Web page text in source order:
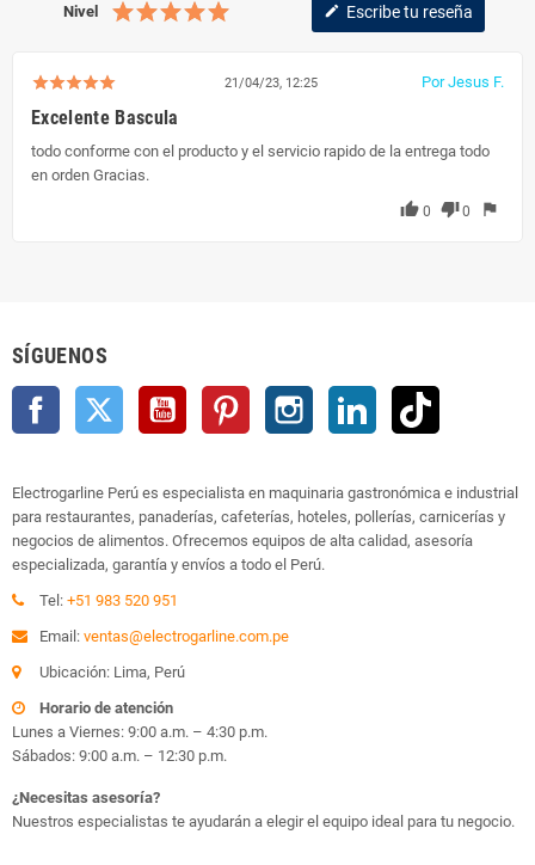
Nivel edit Escribe tu reseña
21/04/23, 12:25 Por Jesus F.
Excelente Bascula
todo conforme con el producto y el servicio rapido de la entrega todo
en orden Gracias.
thumb_up 0 thumb_down0 flag
SÍGUENOS
Facebook Twitter YouTube Pinterest Instagram LinkedIn
Electrogarline Perú es especialista en maquinaria gastronómica e industrial
para restaurantes, panaderías, cafeterías, hoteles, pollerías, carnicerías y
negocios de alimentos. Ofrecemos equipos de alta calidad, asesoría
especializada, garantía y envíos a todo el Perú.
Tel: +51 983 520 951
Email: ventas@electrogarline.com.pe
Ubicación: Lima, Perú
Horario de atención
Lunes a Viernes: 9:00 a.m. – 4:30 p.m.
Sábados: 9:00 a.m. – 12:30 p.m.
¿Necesitas asesoría?
Nuestros especialistas te ayudarán a elegir el equipo ideal para tu negocio.